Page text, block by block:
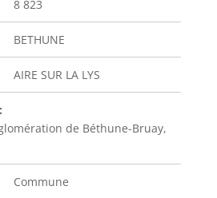
8 823
BETHUNE
AIRE SUR LA LYS
de Béthune-Bruay,
Commune